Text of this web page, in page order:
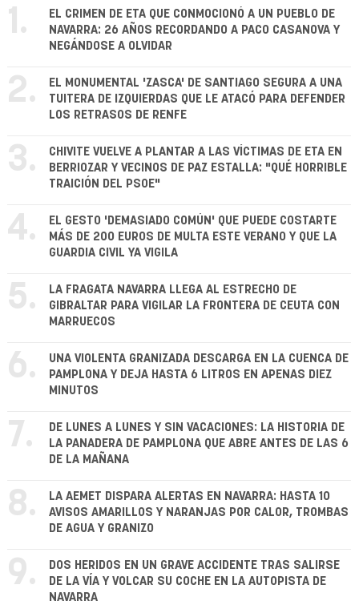
1.
EL CRIMEN DE ETA QUE CONMOCIONÓ A UN PUEBLO DE
NAVARRA: 26 AÑOS RECORDANDO A PACO CASANOVA Y
NEGÁNDOSE A OLVIDAR
2.
EL MONUMENTAL 'ZASCA' DE SANTIAGO SEGURA A UNA
TUITERA DE IZQUIERDAS QUE LE ATACÓ PARA DEFENDER
LOS RETRASOS DE RENFE
3.
CHIVITE VUELVE A PLANTAR A LAS VÍCTIMAS DE ETA EN
BERRIOZAR Y VECINOS DE PAZ ESTALLA: "QUÉ HORRIBLE
TRAICIÓN DEL PSOE"
4.
EL GESTO 'DEMASIADO COMÚN' QUE PUEDE COSTARTE
MÁS DE 200 EUROS DE MULTA ESTE VERANO Y QUE LA
GUARDIA CIVIL YA VIGILA
5.
LA FRAGATA NAVARRA LLEGA AL ESTRECHO DE
GIBRALTAR PARA VIGILAR LA FRONTERA DE CEUTA CON
MARRUECOS
6.
UNA VIOLENTA GRANIZADA DESCARGA EN LA CUENCA DE
PAMPLONA Y DEJA HASTA 6 LITROS EN APENAS DIEZ
MINUTOS
7.
DE LUNES A LUNES Y SIN VACACIONES: LA HISTORIA DE
LA PANADERA DE PAMPLONA QUE ABRE ANTES DE LAS 6
DE LA MAÑANA
8.
LA AEMET DISPARA ALERTAS EN NAVARRA: HASTA 10
AVISOS AMARILLOS Y NARANJAS POR CALOR, TROMBAS
DE AGUA Y GRANIZO
9.
DOS HERIDOS EN UN GRAVE ACCIDENTE TRAS SALIRSE
DE LA VÍA Y VOLCAR SU COCHE EN LA AUTOPISTA DE
NAVARRA